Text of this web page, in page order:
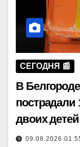
СЕГОДНЯ 📰
В
пострадали
двоих детей
09.08.2026